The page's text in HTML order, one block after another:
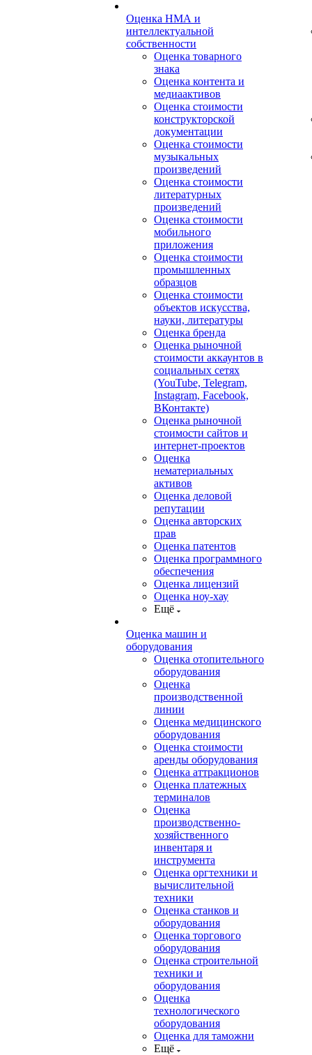
Оценка НМА и
интеллектуальной
собственности
Оценка товарного
знака
Оценка контента и
медиаактивов
Оценка стоимости
конструкторской
документации
Оценка стоимости
музыкальных
произведений
Оценка стоимости
литературных
произведений
Оценка стоимости
мобильного
приложения
Оценка стоимости
промышленных
образцов
Оценка стоимости
объектов искусства,
науки, литературы
Оценка бренда
Оценка рыночной
стоимости аккаунтов в
социальных сетях
(YouTube, Telegram,
Instagram, Facebook,
ВКонтакте)
Оценка рыночной
стоимости сайтов и
интернет-проектов
Оценка
нематериальных
активов
Оценка деловой
репутации
Оценка авторских
прав
Оценка патентов
Оценка программного
обеспечения
Оценка лицензий
Оценка ноу-хау
Ещё
Оценка машин и
оборудования
Оценка отопительного
оборудования
Оценка
производственной
линии
Оценка медицинского
оборудования
Оценка стоимости
аренды оборудования
Оценка аттракционов
Оценка платежных
терминалов
Оценка
производственно-
хозяйственного
инвентаря и
инструмента
Оценка оргтехники и
вычислительной
техники
Оценка станков и
оборудования
Оценка торгового
оборудования
Оценка строительной
техники и
оборудования
Оценка
технологического
оборудования
Оценка для таможни
Ещё